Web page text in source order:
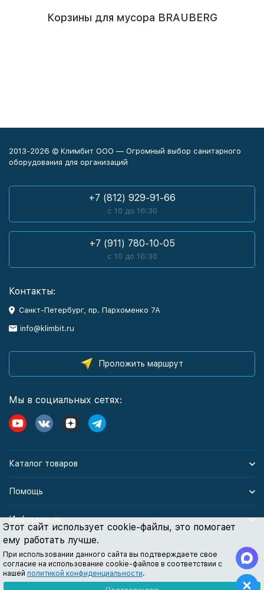
Этот сайт использует cookie-файлы, это помогает
ему работать лучше.
При использовании данного сайта вы подтверждаете свое
согласие на использование cookie-файлов в соответствии с
нашей политикой конфиденциальности.
Корзины для мусора BRAUBERG
2013-2026 © Климбит ООО — Огромный выбор санитарного
оборудования для организаций
+7 (812) 929-91-66
с 10 до 16:30
+7 (911) 780-10-05
с 10 до 16:30
Контакты:
Санкт-Петербург, пр. Пархоменко 7А
info@klimbit.ru
Проложить маршрут
Мы в социальных сетях:
Каталог товаров
Помощь
Информация
Политика персональных данных